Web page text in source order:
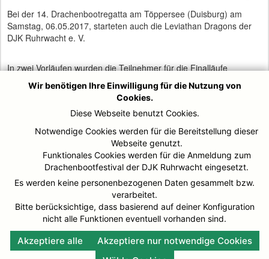
Bei der 14. Drachenbootregatta am Töppersee (Duisburg) am
Samstag, 06.05.2017, starteten auch die Leviathan Dragons der
DJK Ruhrwacht e. V.
In zwei Vorläufen wurden die Teilnehmer für die Finalläufe
ermittelt. Nachdem die Leviathan Dragons in den Vorläufen Platz 1
mit 1:05,98 Minuten und Platz 2 mit 1:05,99 Minuten eine
Gesamtzeit von 2:11,97 Minuten erreichte, war die Finalteilnahme
im Fun-Sport-Cup gesichert. Danach wurden die Gegner erneut
ausgelost.
Es folgten 2 weitere Finalläufe mit den Zeiten 1:07,23 Minuten
und 1:08,41 Minuten, welche in der Gesamtwertung mit einer
Gesamtzeit von 2:15,64 Minuten den 2. Platz von 8 Plätzen in
diesem Sport Cup bedeutete.
Aufgrund der langen Trainingspause von 3 Monaten war das Team
mit dieser Leistung dennoch zufrieden. Jetzt geht es in die
Vorbereitung zu nächsten Regatta in Duisburg.
Wir benötigen Ihre Einwilligung für die Nutzung von
Cookies.
Diese Webseite benutzt Cookies.
Notwendige Cookies werden für die Bereitstellung dieser
Webseite genutzt.
Funktionales Cookies werden für die Anmeldung zum
Drachenbootfestival der DJK Ruhrwacht eingesetzt.
Es werden keine personenbezogenen Daten gesammelt bzw.
verarbeitet.
Bitte berücksichtige, dass basierend auf deiner Konfiguration
nicht alle Funktionen eventuell vorhanden sind.
Akzeptiere alle
Akzeptiere nur notwendige Cookies